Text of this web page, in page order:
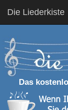
Die Liederkiste
Das